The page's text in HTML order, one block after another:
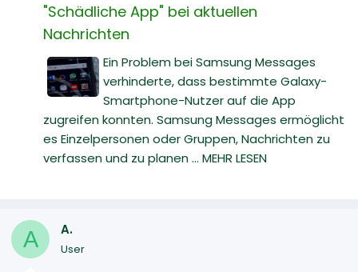
"Schädliche App" bei aktuellen
Nachrichten
Ein Problem bei Samsung Messages
verhinderte, dass bestimmte Galaxy-
Smartphone-Nutzer auf die App
zugreifen konnten. Samsung Messages ermöglicht
es Einzelpersonen oder Gruppen, Nachrichten zu
verfassen und zu planen ... MEHR LESEN
A A.
User